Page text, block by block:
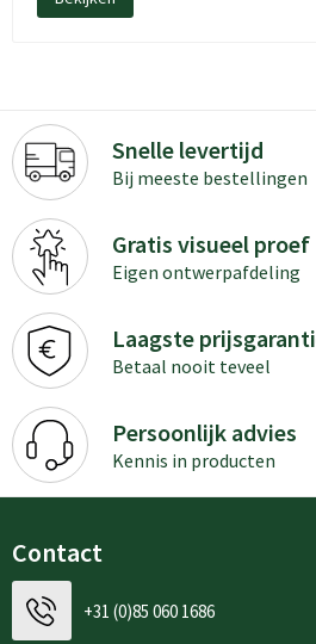
Snelle levertijd
Bij meeste bestellingen
Gratis visueel proef
Eigen ontwerpafdeling
Laagste
Betaal nooit teveel
Persoonlijk advies
Kennis in producten
Contact
+31 (0)85 060 1686